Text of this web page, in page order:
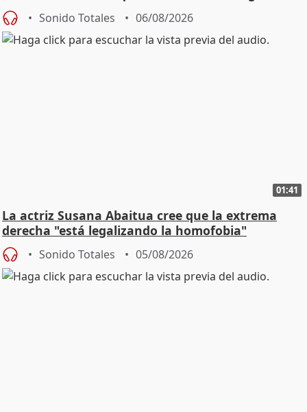
Sonido Totales 06/08/2026
01:41
La actriz Susana Abaitua cree que la extrema
derecha "está legalizando la homofobia"
Sonido Totales 05/08/2026